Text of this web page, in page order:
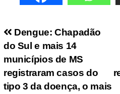
Navegação de
Dengue: Chapadão
do Sul e mais 14
municípios de MS
registraram casos do
tipo 3 da doença, o mais